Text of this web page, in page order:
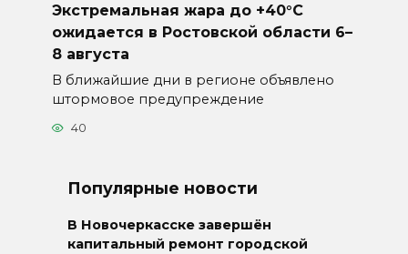
Экстремальная жара до +40°C
ожидается в Ростовской области 6–
8 августа
В ближайшие дни в регионе объявлено
штормовое предупреждение
40
Популярные новости
В Новочеркасске завершён
капитальный ремонт городской